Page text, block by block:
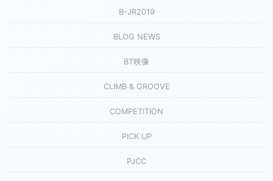
B-JR2019
BLOG NEWS
BT映像
CLIMB & GROOVE
COMPETITION
PICK UP
PJCC